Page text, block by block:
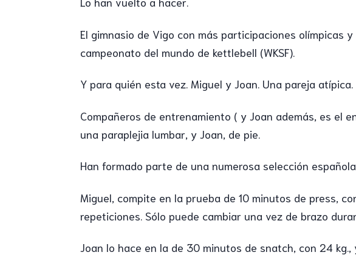
El gimnasio de Vigo con más participaciones olímpicas
campeonato del mundo de kettlebell (WKSF).
Y para quién esta vez. Miguel y Joan. Una pareja
Compañeros de entrenamiento ( y Joan además, es el
una paraplejia lumbar, y Joan, de pie.
Han formado parte de una numerosa selección
Miguel, compite en la prueba de 10 minutos de press,
repeticiones. Sólo puede cambiar una vez de brazo
Joan lo hace en la de 30 minutos de snatch, con 24